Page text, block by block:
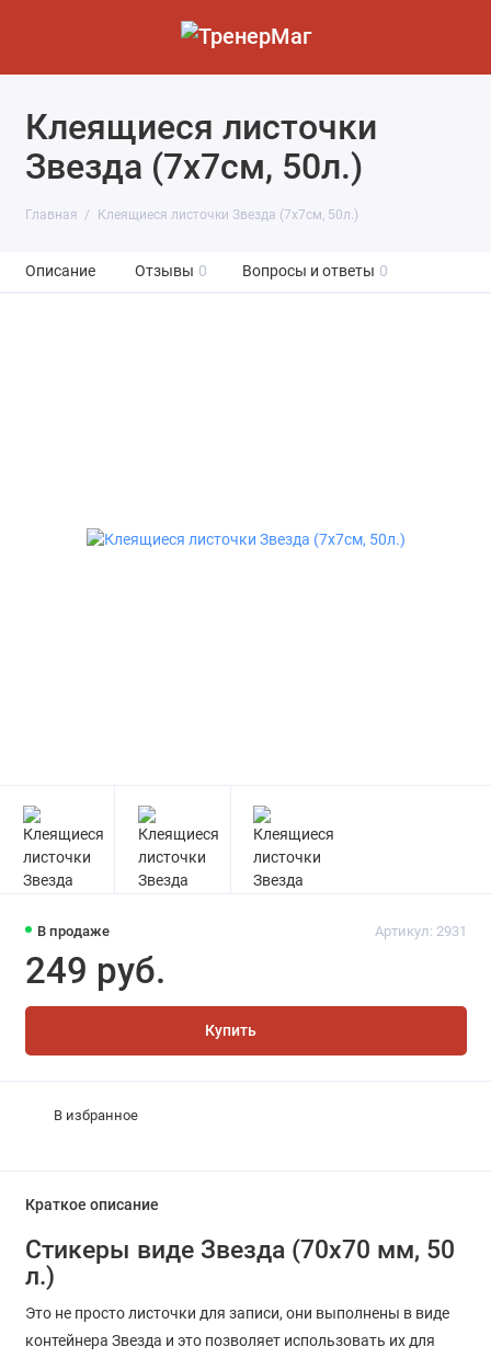
Клеящиеся листочки
Звезда (7х7см, 50л.)
Главная Клеящиеся листочки Звезда (7х7см, 50л.)
Описание Отзывы 0 Вопросы и ответы 0
В продаже Артикул: 2931
249 руб.
Купить
В избранное
Краткое описание
Стикеры виде Звезда (70х70 мм, 50
л.)
Это не просто листочки для записи, они выполнены в виде
контейнера Звезда и это позволяет использовать их для